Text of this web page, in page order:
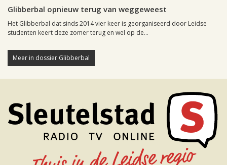
Glibberbal opnieuw terug van weggeweest
Het Glibberbal dat sinds 2014 vier keer is georganiseerd door Leidse
studenten keert deze zomer terug en wel op de...
Meer in dossier Glibberbal